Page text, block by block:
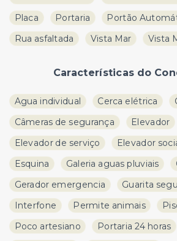
Placa
Portaria
Portão
Rua asfaltada
Vista Mar Vista
Características do
Agua individual Cerca elétrica
Câmeras de segurança
Elevador
Elevador de serviço
Elevador
Esquina
Galeria aguas pluviais
Gerador emergencia
Guarita
Interfone
Permite animais
Poco artesiano
Portaria 24 horas